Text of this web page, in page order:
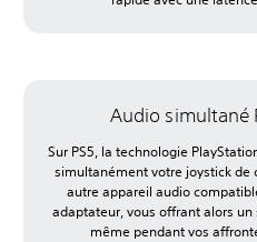
Audio simultané
Sur PS5, la technologie
simultanément votre joystick de
autre appareil audio
adaptateur, vous offrant alors
même pendant vos